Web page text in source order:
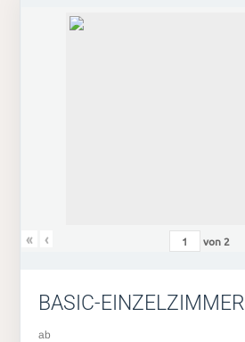
« ‹ von 2
BASIC-EINZELZIMMER
ab